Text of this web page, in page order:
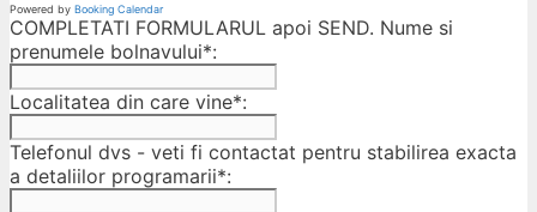
Powered by Booking Calendar
COMPLETATI FORMULARUL apoi SEND. Nume si
prenumele bolnavului*:
Localitatea din care vine*:
Telefonul dvs - veti fi contactat pentru stabilirea exacta
a detaliilor programarii*: